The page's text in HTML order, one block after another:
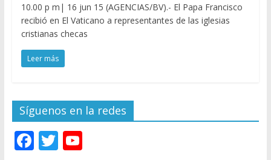
10.00 p m| 16 jun 15 (AGENCIAS/BV).- El Papa Francisco
recibió en El Vaticano a representantes de las iglesias
cristianas checas
Leer más
Síguenos en la redes
F T Y